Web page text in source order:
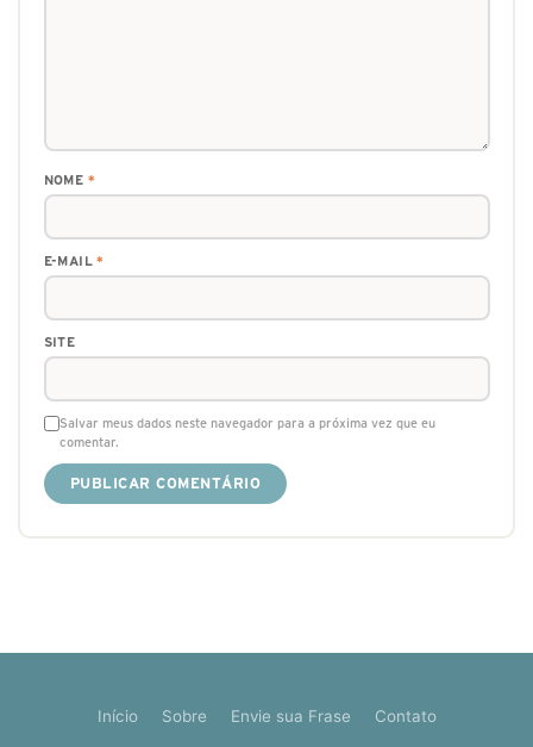
NOME *
E-MAIL*
SITE
Salvar meus dados neste navegador para a próxima vez que eu
comentar.
Início Sobre Envie sua Frase Contato